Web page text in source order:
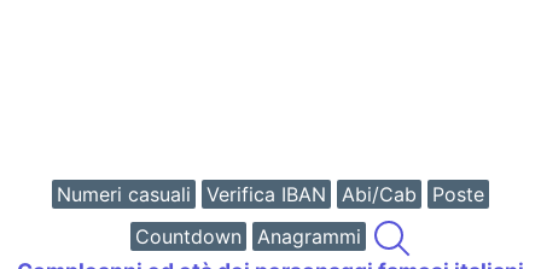
Numeri casuali Verifica IBAN Abi/Cab
Poste
Countdown
Anagrammi